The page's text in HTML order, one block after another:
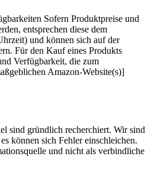
Sofern Produktpreise und
entsprechen diese dem
und können sich auf der
Für den Kauf eines Produkts
Verfügbarkeit, die zum
Amazon-Website(s)]
sind gründlich recherchiert. Wir sind
können sich Fehler einschleichen.
und nicht als verbindliche